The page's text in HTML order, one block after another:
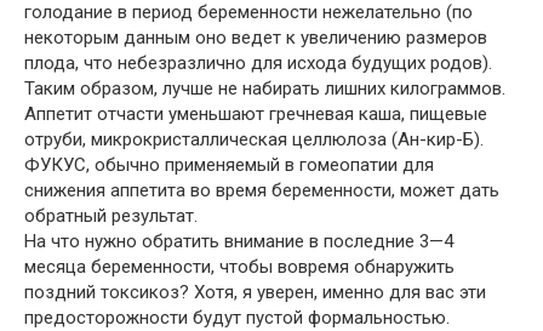
голодание в период беременности нежелательно (по
некоторым данным оно ведет к увеличению размеров
плода, что небезразлично для исхода будущих родов).
Таким образом, лучше не набирать лишних килограммов.
Аппетит отчасти уменьшают гречневая каша, пищевые
отруби, микрокристаллическая целлюлоза (Ан-кир-Б).
ФУКУС, обычно применяемый в гомеопатии для
снижения аппетита во время беременности, может дать
обратный результат.
На что нужно обратить внимание в последние 3—4
месяца беременности, чтобы вовремя обнаружить
поздний токсикоз? Хотя, я уверен, именно для вас эти
предосторожности будут пустой формальностью.